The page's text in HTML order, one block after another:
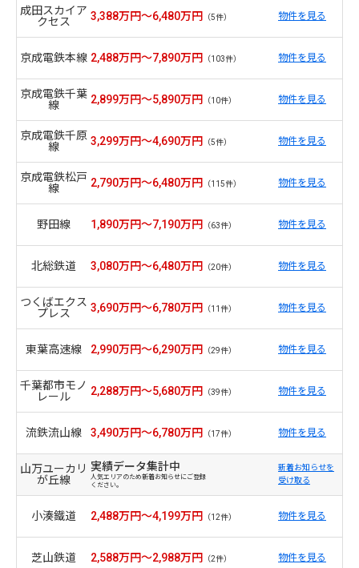
成田スカイア
クセス
3,388万円～6,480万円 （5件） 物件を見る
京成電鉄本線 2,488万円～7,890万円 （103件） 物件を見る
京成電鉄千葉
線
2,899万円～5,890万円 （10件） 物件を見る
京成電鉄千原
線
3,299万円～4,690万円 （5件） 物件を見る
京成電鉄松戸
線
2,790万円～6,480万円 （115件） 物件を見る
野田線 1,890万円～7,190万円 （63件） 物件を見る
北総鉄道 3,080万円～6,480万円 （20件） 物件を見る
つくばエクス
プレス
3,690万円～6,780万円 （11件） 物件を見る
東葉高速線 2,990万円～6,290万円 （29件） 物件を見る
千葉都市モノ
レール
2,288万円～5,680万円 （39件） 物件を見る
流鉄流山線 3,490万円～6,780万円 （17件） 物件を見る
山万ユーカリ
が丘線
実績データ集計中
人気エリアのため新着お知らせにご登録
ください。
新着お知らせを
受け取る
小湊鐵道 2,488万円～4,199万円 （12件） 物件を見る
芝山鉄道 2,588万円～2,988万円 （2件） 物件を見る